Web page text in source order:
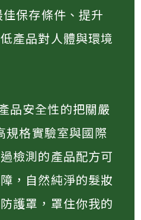
保存條件、提升
產品對人體與環境
品安全性的把關嚴
規格實驗室與國際
檢測的產品配方可
，自然純淨的髮妝
護罩，罩住你我的